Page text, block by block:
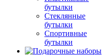
бутылки
Стеклянные
бутылки
Спортивные
бутылки